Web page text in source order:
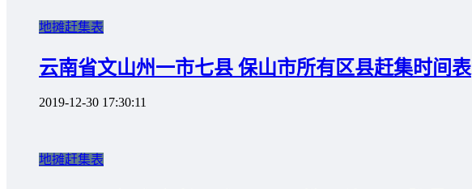
地摊赶集表
云南省文山州一市七县 保山市所有区县赶集时间表
2019-12-30 17:30:11
地摊赶集表